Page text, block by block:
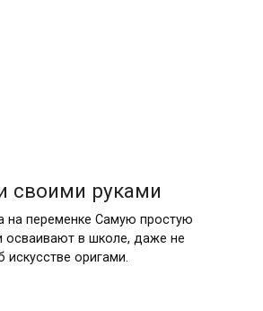
своими руками
на переменке Самую простую
осваивают в школе, даже не
искусстве оригами.